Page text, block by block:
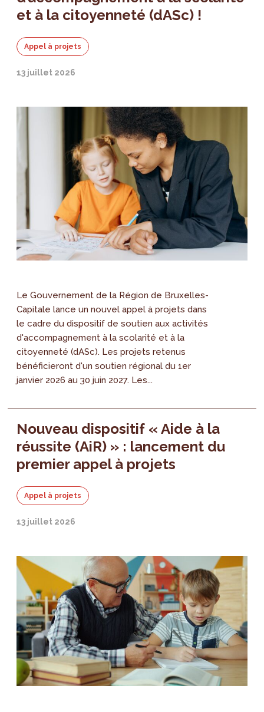
et à la citoyenneté (dASc) !
Appel à projets
13 juillet 2026
Le Gouvernement de la Région de Bruxelles-
Capitale lance un nouvel appel à projets dans
le cadre du dispositif de soutien aux activités
d'accompagnement à la scolarité et à la
citoyenneté (dASc). Les projets retenus
bénéficieront d'un soutien régional du 1er
janvier 2026 au 30 juin 2027. Les...
Nouveau dispositif « Aide à la
réussite (AiR) » : lancement du
premier appel à projets
Appel à projets
13 juillet 2026